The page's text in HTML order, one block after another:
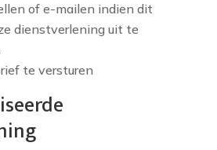
of e-mailen indien dit
dienstverlening uit te
te versturen